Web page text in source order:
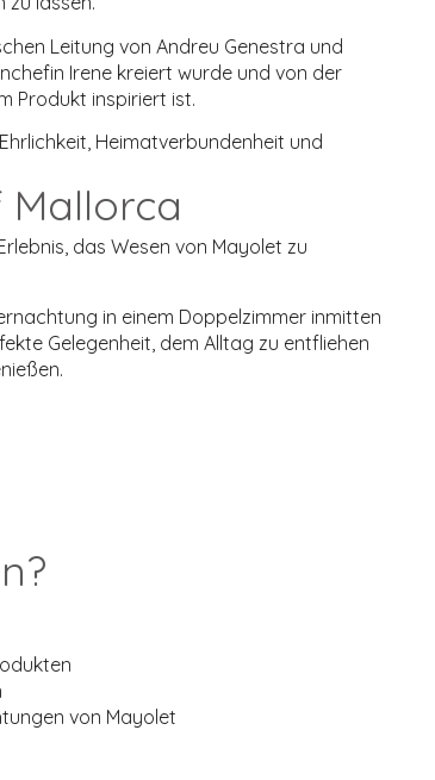
Leitung vonAndreu Genestra und
Irene kreiert wurde und von der
Produkt inspiriert ist.
Heimatverbundenheit und
Mallorca
das Wesen von Mayolet zu
in einem Doppelzimmer inmitten
Gelegenheit, dem Alltag zu entfliehen
von Mayolet